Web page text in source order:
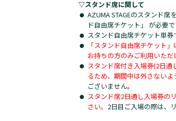
▽スタンド席に関して
AZUMA STAGEのスタンド
ド自由席チケット」 が必要で
スタンド自由席チケット単
「スタンド自由席チケット
お持ちの方のみご利用いただ
スタンド席付き入場券(2日
るため、期間中は外さないよ
ございません。
スタンド席2日通し入場券の
さい。 2日目ご入場の際は、